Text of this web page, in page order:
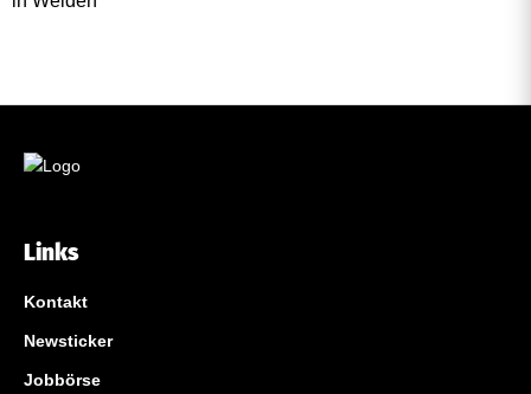
Links
Kontakt
Newsticker
Jobbörse